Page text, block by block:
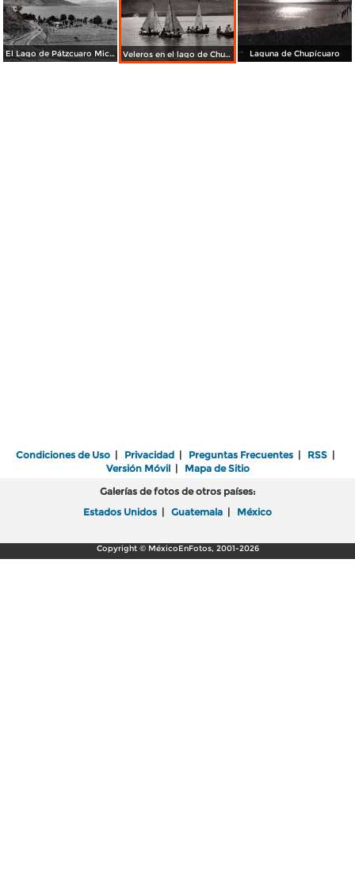
El Lago de Pátzcuaro Michoacán. Veleros en el lago de Chupícuaro Laguna de Chupícuaro
Condiciones de Uso | Privacidad | Preguntas Frecuentes | RSS |
Versión Móvil| Mapa de Sitio
Galerías de fotos de otros países:
Estados Unidos | Guatemala | México
Copyright © MéxicoEnFotos, 2001-2026